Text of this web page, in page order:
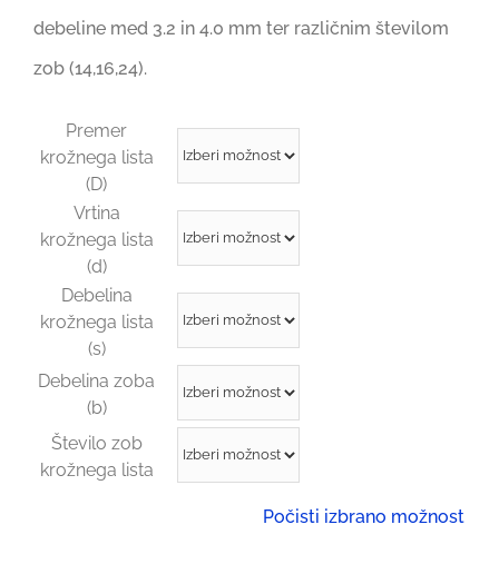
debeline med 3.2 in 4.0 mm ter različnim številom
zob (14,16,24).
Premer
krožnega lista
(D)
Vrtina
krožnega lista
(d)
Debelina
krožnega lista
(s)
Debelina zoba
(b)
Število zob
krožnega lista
Počisti izbrano možnost